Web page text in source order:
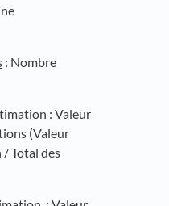
: Nombre
: Valeur
(Valeur
/ Total des